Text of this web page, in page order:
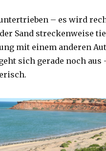
– es wird
Sand streckenweise
mit einem anderen
sich gerade noch aus